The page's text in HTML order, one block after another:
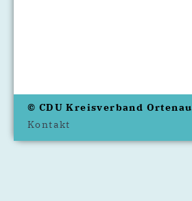
© CDU Kreisverband Ortenau
Kontakt